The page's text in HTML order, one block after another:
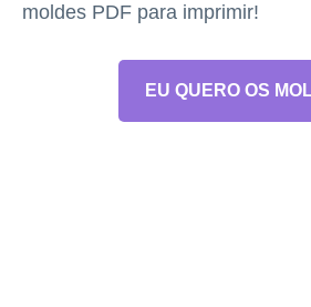
moldes PDF para imprimir!
EU QUERO OS